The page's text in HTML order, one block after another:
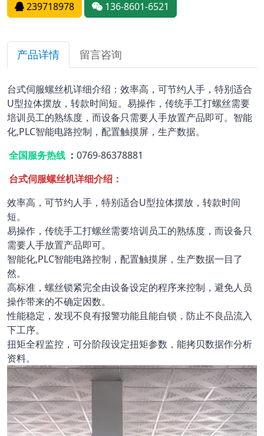
239718978 136-8601-6521
产品详情 留言咨询
台式伺服螺丝机详细介绍：效率高，可节约人手，特别适合
U型拉体摆放，转款时间短。易操作，传统手工打螺丝需要
培训员工的熟练度，而设备只需要人手放置产品即可。智能
化,PLC智能电路控制，配置触摸屏，生产数据。
全国服务热线 ： 0769-86378881
台式伺服螺丝机详细介绍：
效率高，可节约人手，特别适合U型拉体摆放，转款时间
短。
易操作，传统手工打螺丝需要培训员工的熟练度，而设备只
需要人手放置产品即可。
智能化,PLC智能电路控制，配置触摸屏，生产数据一目了
然。
高标准，螺丝锁紧完全由设备设定的程序来控制，避免人员
操作带来的不确定因数。
性能稳定，发现不良有报警功能且能自锁，防止不良品流入
下工序。
扭矩全程监控，可分阶段设定扭矩参数，能拷贝数据作分析
资料。